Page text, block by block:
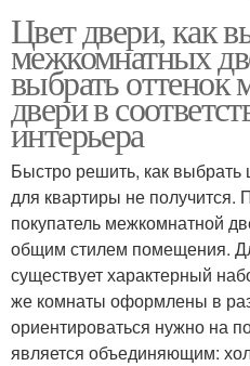
Цвет двери, как
межкомнатных
выбрать оттенок
двери в
интерьера
Быстро решить, как
для квартиры не получится.
покупатель межкомнатной
общим стилем помещения.
существует характерный
же комнаты оформлены в
ориентироваться нужно на
является объединяющим: